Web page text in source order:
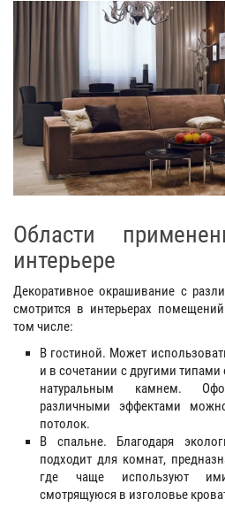
Области
интерьере
Декоративное окрашивание с
смотрится в интерьерах
том числе:
В гостиной. Может
и в сочетании с другими
натуральным камнем.
различными эффектами
потолок.
В спальне. Благодаря
подходит для комнат,
где чаще используют
смотрящуюся в изголовье